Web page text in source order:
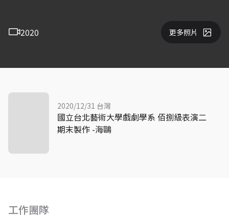
2020 更多照片
工作團隊
2020/12/31 台灣
國立台北藝術大學戲劇學系 佰捌級表演二
期末製作 -海鷗